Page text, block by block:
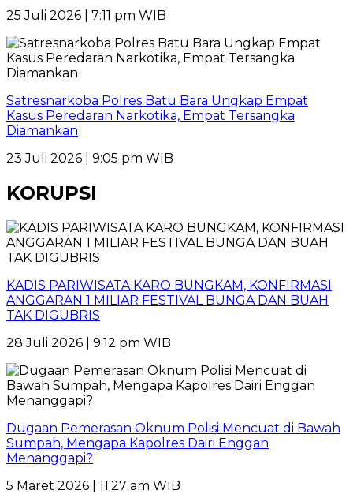
25 Juli 2026 | 7:11 pm WIB
Satresnarkoba Polres Batu Bara Ungkap Empat
Kasus Peredaran Narkotika, Empat Tersangka
Diamankan
23 Juli 2026 | 9:05 pm WIB
KORUPSI
KADIS PARIWISATA KARO BUNGKAM, KONFIRMASI
ANGGARAN 1 MILIAR FESTIVAL BUNGA DAN BUAH
TAK DIGUBRIS
28 Juli 2026 | 9:12 pm WIB
Dugaan Pemerasan Oknum Polisi Mencuat di Bawah
Sumpah, Mengapa Kapolres Dairi Enggan
Menanggapi?
5 Maret 2026 | 11:27 am WIB